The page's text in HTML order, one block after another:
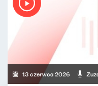
13 czerwca 2026